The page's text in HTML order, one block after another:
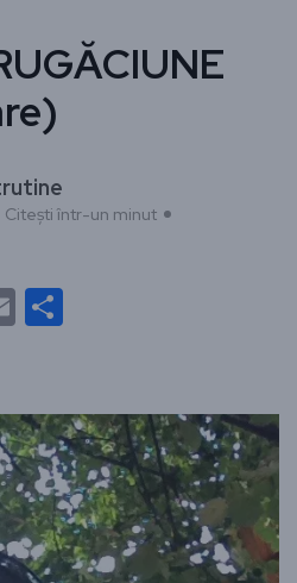
Citești într-un minut
Email